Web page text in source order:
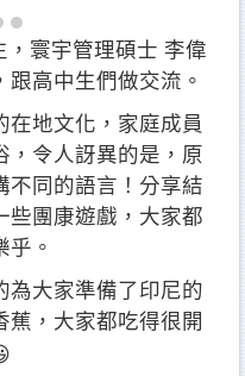
寰宇管理碩士 李偉
高中生們做交流。
在地文化，家庭成員
，令人訝異的是，原
不同的語言！分享結
些團康遊戲，大家都
乎。
為大家準備了印尼的
蕉，大家都吃得很開